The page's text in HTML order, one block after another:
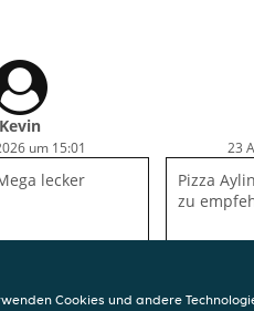
Kevin
um 15:01
lecker
23
Pizza
zu
Cookies und andere